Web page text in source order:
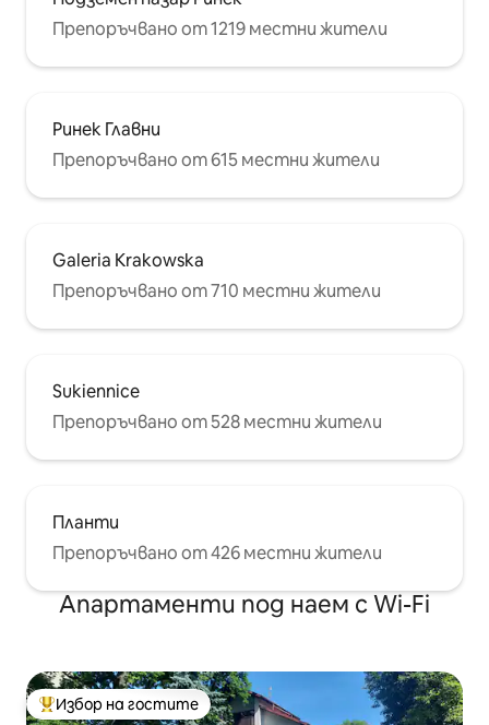
до главния пазарен площад, с много
места за хранене и пиене по пътя.
също са близо. След резервация ще
настаняване. Апартаментът се
намира в сърцето на Краков до парка
обгражда Стария град. Разходете се
площад на пазара, с много места за
хранене и пиене по пътя. Това е
идеално място за начало на
проучване на Краков, тъй като всяка
Препоръчвано от 1219 местни жители
Ринек Главни
Препоръчвано от 615 местни жители
Galeria Krakowska
Препоръчвано от 710 местни жители
Sukiennice
Препоръчвано от 528 местни жители
Планти
Препоръчвано от 426 местни жители
Апартаменти под наем с Wi-Fi
Най-популярен избор на гостите
Избор на гостите